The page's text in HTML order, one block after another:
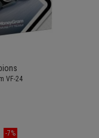
VF-24
-7%